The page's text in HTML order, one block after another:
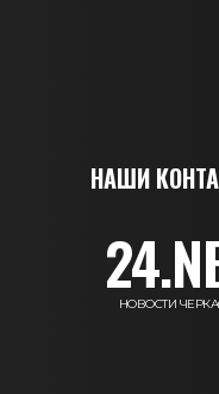
НАШИ
НОВОСТИ